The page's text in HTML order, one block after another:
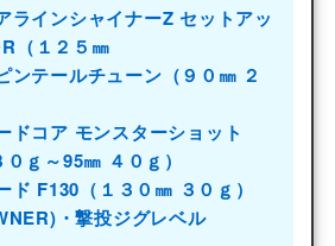
ラインシャイナーZ セットアッ
（１２５㎜
ンテールチューン（９０㎜ ２
ドコア モンスターショット
ｇ～95㎜ ４０ｇ）
ド F130（１３０㎜ ３０ｇ）
・撃投ジグレベル